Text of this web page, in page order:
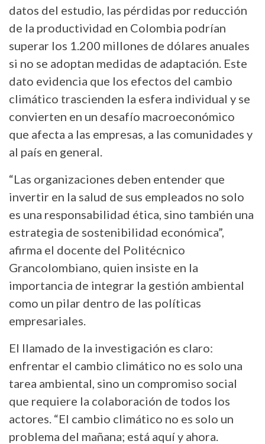
datos del estudio, las pérdidas por reducción
de la productividad en Colombia podrían
superar los 1.200 millones de dólares anuales
si no se adoptan medidas de adaptación. Este
dato evidencia que los efectos del cambio
climático trascienden la esfera individual y se
convierten en un desafío macroeconómico
que afecta a las empresas, a las comunidades y
al país en general.
“Las organizaciones deben entender que
invertir en la salud de sus empleados no solo
es una responsabilidad ética, sino también una
estrategia de sostenibilidad económica”,
afirma el docente del Politécnico
Grancolombiano, quien insiste en la
importancia de integrar la gestión ambiental
como un pilar dentro de las políticas
empresariales.
El llamado de la investigación es claro:
enfrentar el cambio climático no es solo una
tarea ambiental, sino un compromiso social
que requiere la colaboración de todos los
actores. “El cambio climático no es solo un
problema del mañana; está aquí y ahora.